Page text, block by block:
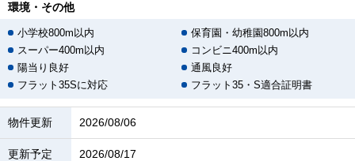
環境・その他
小学校800m以内
保育園・幼稚園800m以内
スーパー400m以内
コンビニ400m以内
陽当り良好
通風良好
フラット35Sに対応
フラット35・S適合証明書
物件更新 2026/08/06
更新予定 2026/08/17